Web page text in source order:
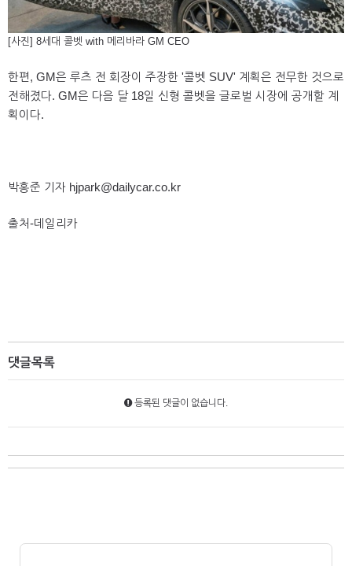
[사진] 8세대 콜벳 with 메리바라 GM CEO
한편, GM은 루츠 전 회장이 주장한 '콜벳 SUV' 계획은 전무한 것으로
전해졌다. GM은 다음 달 18일 신형 콜벳을 글로벌 시장에 공개할 계
획이다.
박홍준 기자 hjpark@dailycar.co.kr
출처-데일리카
댓글목록
등록된 댓글이 없습니다.